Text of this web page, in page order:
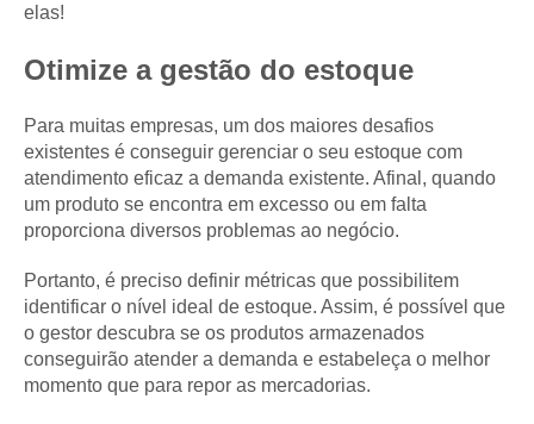
elas!
Otimize a gestão do estoque
Para muitas empresas, um dos maiores desafios
existentes é conseguir gerenciar o seu estoque com
atendimento eficaz a demanda existente. Afinal, quando
um produto se encontra em excesso ou em falta
proporciona diversos problemas ao negócio.
Portanto, é preciso definir métricas que possibilitem
identificar o nível ideal de estoque. Assim, é possível que
o gestor descubra se os produtos armazenados
conseguirão atender a demanda e estabeleça o melhor
momento que para repor as mercadorias.